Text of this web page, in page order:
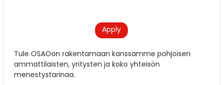
Tule OSAOon rakentamaan kanssamme pohjoisen
ammattilaisten, yritysten ja koko yhteisön
menestystarinaa.
Apply